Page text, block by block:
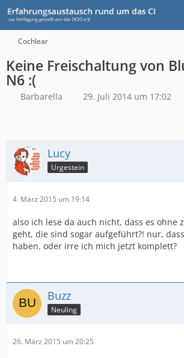
Cochlear
Keine Freischaltung von
N6 :(
Barbarella 29. Juli 2014 um 17:02
Lucy
Urgestein
4. März 2015 um 19:14
also ich lese da auch nicht, dass es ohne
geht, die sind sogar aufgeführt?! nur,
haben. oder irre ich mich jetzt komplett?
Buzz
Neuling
26. März 2015 um 20:25